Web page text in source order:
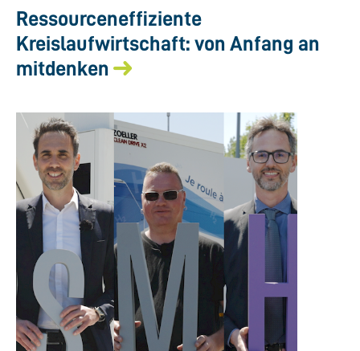
Ressourceneffiziente
Kreislaufwirtschaft: von Anfang an
mitdenken